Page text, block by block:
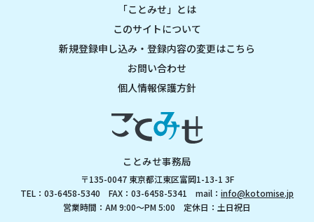
「ことみせ」とは
このサイトについて
新規登録申し込み・登録内容の変更はこちら
お問い合わせ
個人情報保護方針
ことみせ事務局
〒135-0047 東京都江東区富岡1-13-1 3F
TEL：03-6458-5340 FAX：03-6458-5341 mail： info@kotomise.jp
営業時間：AM 9:00～PM 5:00 定休日：土日祝日